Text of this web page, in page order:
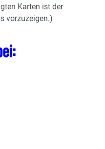
Karten ist der
vorzuzeigen.)